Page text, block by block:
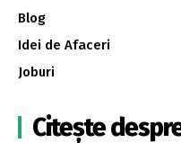
Blog
Idei de Afaceri
Joburi
Citește